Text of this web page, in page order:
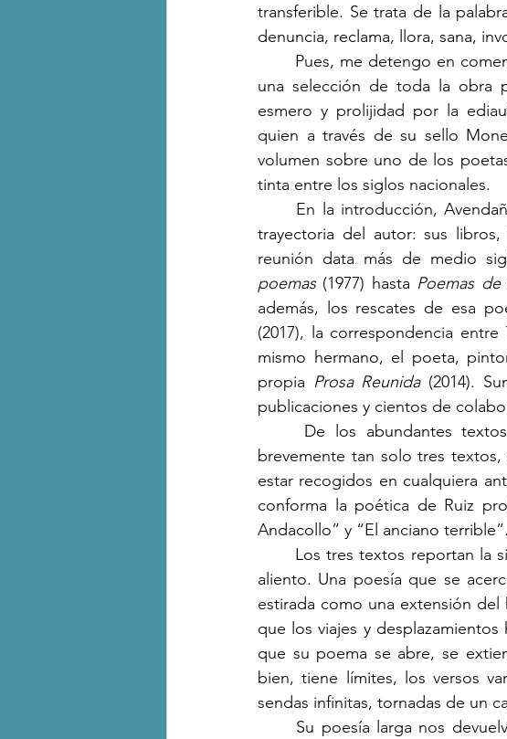
transferible. Se trata de la
denuncia, reclama, llora, sana,
una selección de toda la obra
esmero y prolijidad por la
quien a través de su sello
volumen sobre uno de los
tinta entre los siglos nacionales.
trayectoria del autor: sus
reunión data más de medio
poemas (1977) hasta Poemas de
además, los rescates de esa
(2017), la correspondencia
mismo hermano, el poeta,
propia Prosa Reunida (2014).
publicaciones y cientos de
brevemente tan solo tres
estar recogidos en cualquiera
conforma la poética de Ruiz
Andacollo” y “El anciano terrible”.
aliento. Una poesía que se
estirada como una extensión
que los viajes y
que su poema se abre, se
bien, tiene límites, los versos
sendas infinitas, tornadas de un